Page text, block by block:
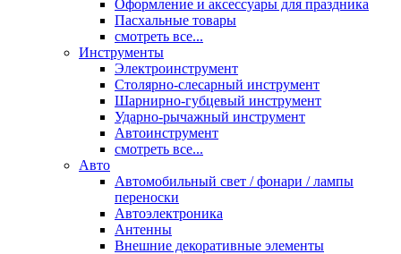
Оформление и аксессуары для праздника
Пасхальные товары
смотреть все...
Инструменты
Электроинструмент
Столярно-слесарный инструмент
Шарнирно-губцевый инструмент
Ударно-рычажный инструмент
Автоинструмент
смотреть все...
Авто
Автомобильный свет / фонари / лампы
переноски
Автоэлектроника
Антенны
Внешние декоративные элементы